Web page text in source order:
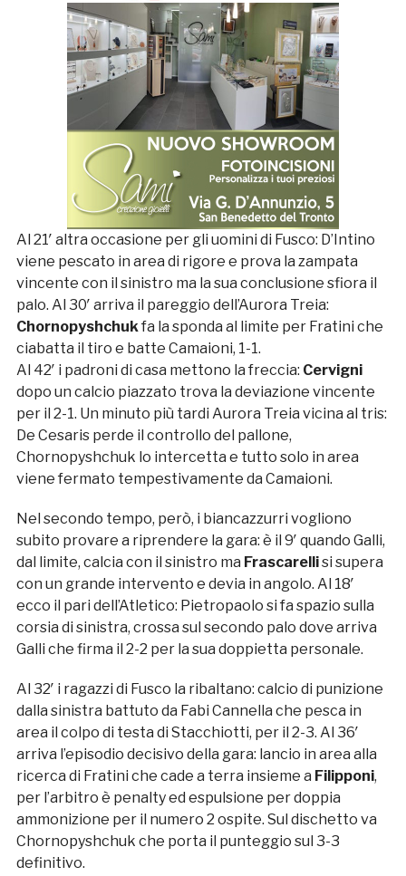
Al 21′ altra occasione per gli uomini di Fusco: D’Intino
viene pescato in area di rigore e prova la zampata
vincente con il sinistro ma la sua conclusione sfiora il
palo. Al 30′ arriva il pareggio dell’Aurora Treia:
Chornopyshchuk fa la sponda al limite per Fratini che
ciabatta il tiro e batte Camaioni, 1-1.
Al 42′ i padroni di casa mettono la freccia: Cervigni
dopo un calcio piazzato trova la deviazione vincente
per il 2-1. Un minuto più tardi Aurora Treia vicina al tris:
De Cesaris perde il controllo del pallone,
Chornopyshchuk lo intercetta e tutto solo in area
viene fermato tempestivamente da Camaioni.
Nel secondo tempo, però, i biancazzurri vogliono
subito provare a riprendere la gara: è il 9′ quando Galli,
dal limite, calcia con il sinistro ma Frascarellisi supera
con un grande intervento e devia in angolo. Al 18′
ecco il pari dell’Atletico: Pietropaolo si fa spazio sulla
corsia di sinistra, crossa sul secondo palo dove arriva
Galli che firma il 2-2 per la sua doppietta personale.
Al 32′ i ragazzi di Fusco la ribaltano: calcio di punizione
dalla sinistra battuto da Fabi Cannella che pesca in
area il colpo di testa di Stacchiotti, per il 2-3. Al 36′
arriva l’episodio decisivo della gara: lancio in area alla
ricerca di Fratini che cade a terra insieme a Filipponi,
per l’arbitro è penalty ed espulsione per doppia
ammonizione per il numero 2 ospite. Sul dischetto va
Chornopyshchuk che porta il punteggio sul 3-3
definitivo.